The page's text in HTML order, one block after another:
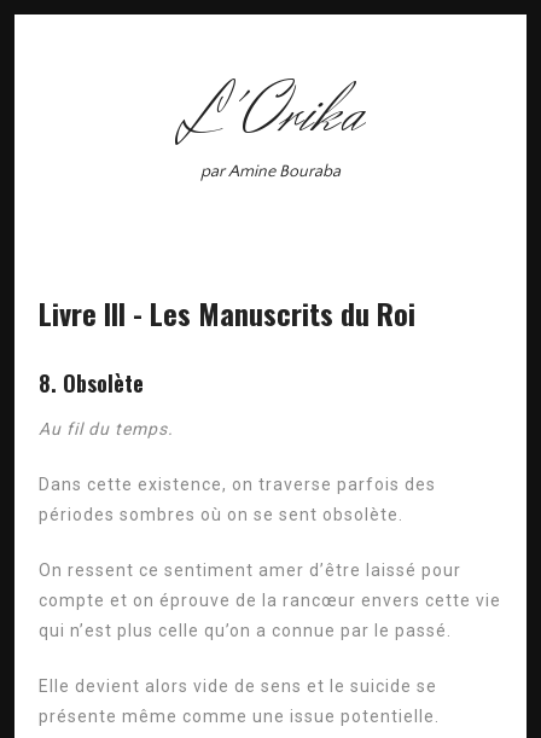
L'Orika
par Amine Bouraba
Livre III - Les Manuscrits du Roi
8. Obsolète
Au fil du temps.
Dans cette existence, on traverse parfois des
périodes sombres où on se sent obsolète.
On ressent ce sentiment amer d’être laissé pour
compte et on éprouve de la rancœur envers cette vie
qui n’est plus celle qu’on a connue par le passé.
Elle devient alors vide de sens et le suicide se
présente même comme une issue potentielle.